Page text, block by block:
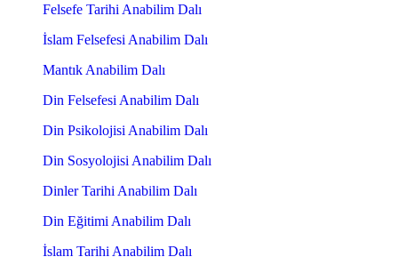
Felsefe Tarihi Anabilim Dalı
İslam Felsefesi Anabilim Dalı
Mantık Anabilim Dalı
Din Felsefesi Anabilim Dalı
Din Psikolojisi Anabilim Dalı
Din Sosyolojisi Anabilim Dalı
Dinler Tarihi Anabilim Dalı
Din Eğitimi Anabilim Dalı
İslam Tarihi Anabilim Dalı